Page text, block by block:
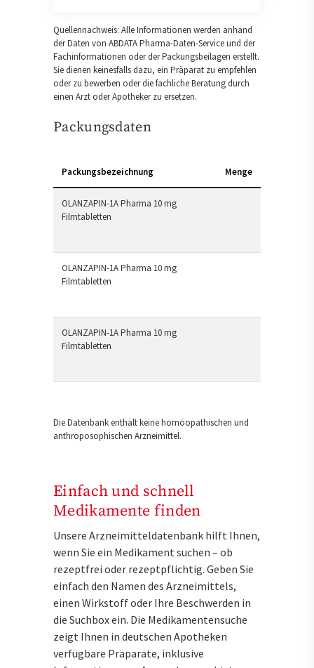
Quellennachweis: Alle Informationen werden anhand
der Daten von ABDATA Pharma-Daten-Service und der
Fachinformationen oder der Packungsbeilagen erstellt.
Sie dienen keinesfalls dazu, ein Präparat zu empfehlen
oder zu bewerben oder die fachliche Beratung durch
einen Arzt oder Apotheker zu ersetzen.
Packungsdaten
Packungsbezeichnung Menge
OLANZAPIN-1A Pharma 10 mg
Filmtabletten
OLANZAPIN-1A Pharma 10 mg
Filmtabletten
OLANZAPIN-1A Pharma 10 mg
Filmtabletten
Die Datenbank enthält keine homöopathischen und
anthroposophischen Arzneimittel.
Einfach und schnell
Medikamente finden
Unsere Arzneimitteldatenbank hilft Ihnen,
wenn Sie ein Medikament suchen – ob
rezeptfrei oder rezeptpflichtig. Geben Sie
einfach den Namen des Arzneimittels,
einen Wirkstoff oder Ihre Beschwerden in
die Suchbox ein. Die Medikamentensuche
zeigt Ihnen in deutschen Apotheken
verfügbare Präparate, inklusive